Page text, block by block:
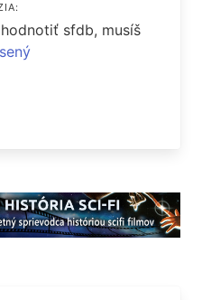
sfdb, musíš